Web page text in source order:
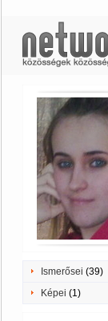
Ismerősei (39)
Képei (1)